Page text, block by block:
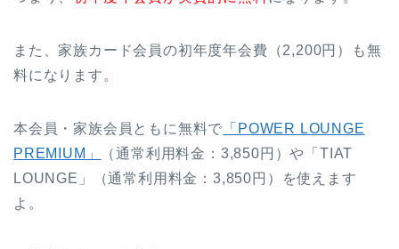
また、家族カード会員の初年度年会費（2,200円）も無
料になります。
本会員・家族会員ともに無料で 「POWER LOUNGE
PREMIUM」
（通常利用料金：3,850円）や「TIAT
LOUNGE」（通常利用料金：3,850円）を使えます
よ。